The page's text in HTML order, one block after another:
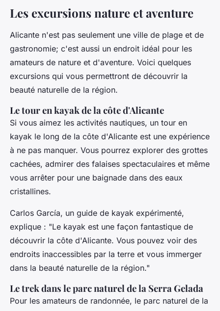
Les excursions nature et aventure
Alicante n'est pas seulement une ville de plage et de
gastronomie; c'est aussi un endroit idéal pour les
amateurs de nature et d'aventure. Voici quelques
excursions qui vous permettront de découvrir la
beauté naturelle de la région.
Le tour en kayak de la côte d'Alicante
Si vous aimez les activités nautiques, un tour en
kayak le long de la côte d'Alicante est une expérience
à ne pas manquer. Vous pourrez explorer des grottes
cachées, admirer des falaises spectaculaires et même
vous arrêter pour une baignade dans des eaux
cristallines.
Carlos García, un guide de kayak expérimenté,
explique : "Le kayak est une façon fantastique de
découvrir la côte d'Alicante. Vous pouvez voir des
endroits inaccessibles par la terre et vous immerger
dans la beauté naturelle de la région."
Le trek dans le parc naturel de la Serra Gelada
Pour les amateurs de randonnée, le parc naturel de la